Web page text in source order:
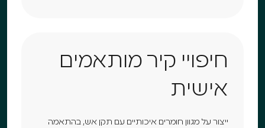
חיפויי קיר מותאמים
אישית
ייצור על מגוון חומרים איכותיים עם תקן אש, בהתאמה